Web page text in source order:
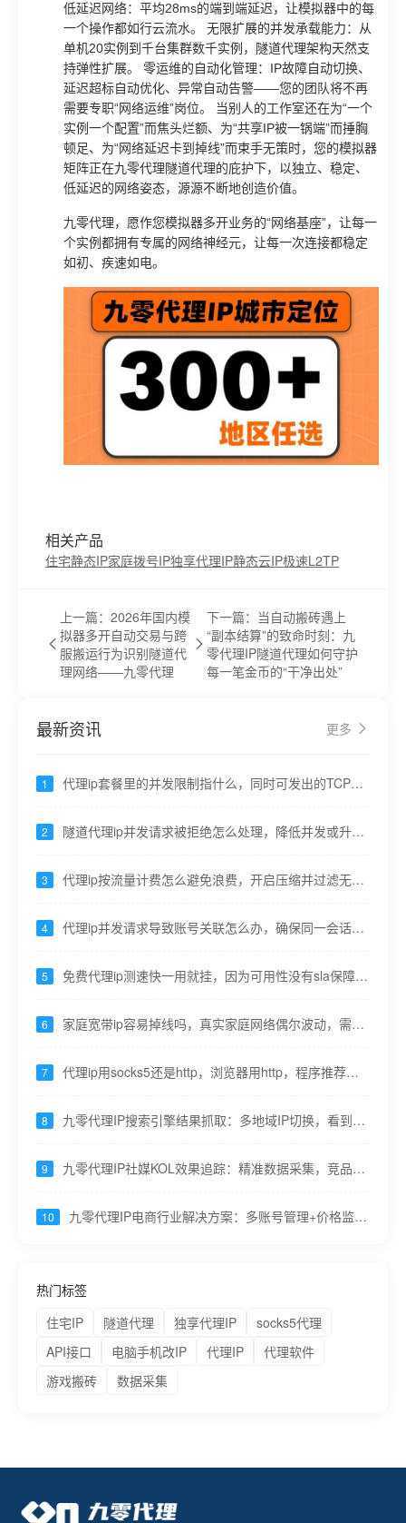
低延迟网络：平均28ms的端到端延迟，让模拟器中的每
一个操作都如行云流水。 无限扩展的并发承载能力：从
单机20实例到千台集群数千实例，隧道代理架构天然支
持弹性扩展。 零运维的自动化管理：IP故障自动切换、
延迟超标自动优化、异常自动告警——您的团队将不再
需要专职“网络运维”岗位。 当别人的工作室还在为“一个
实例一个配置”而焦头烂额、为“共享IP被一锅端”而捶胸
顿足、为“网络延迟卡到掉线”而束手无策时，您的模拟器
矩阵正在九零代理隧道代理的庇护下，以独立、稳定、
低延迟的网络姿态，源源不断地创造价值。
九零代理，愿作您模拟器多开业务的“网络基座”，让每一
个实例都拥有专属的网络神经元，让每一次连接都稳定
如初、疾速如电。
相关产品
住宅静态IP家庭拨号IP独享代理IP静态云IP极速L2TP
上一篇：2026年国内模
拟器多开自动交易与跨
服搬运行为识别隧道代
理网络——九零代理
下一篇：当自动搬砖遇上
“副本结算”的致命时刻：九
零代理IP隧道代理如何守护
每一笔金币的“干净出处”
最新资讯 更多
1
代理ip套餐里的并发限制指什么，同时可发出的TCP连
2
隧道代理ip并发请求被拒绝怎么处理，降低并发或升级
3
代理ip按流量计费怎么避免浪费，开启压缩并过滤无用
4
代理ip并发请求导致账号关联怎么办，确保同一会话出
5
免费代理ip测速快一用就挂，因为可用性没有sla保障---
6
家庭宽带ip容易掉线吗，真实家庭网络偶尔波动，需重
7
代理ip用socks5还是http，浏览器用http，程序推荐
8
九零代理IP搜索引擎结果抓取：多地域IP切换，看到真
9
九零代理IP社媒KOL效果追踪：精准数据采集，竞品分
10
九零代理IP电商行业解决方案：多账号管理+价格监控
热门标签
住宅IP
隧道代理 独享代理IP
socks5代理
API接口
电脑手机改IP 代理IP
代理软件
游戏搬砖
数据采集